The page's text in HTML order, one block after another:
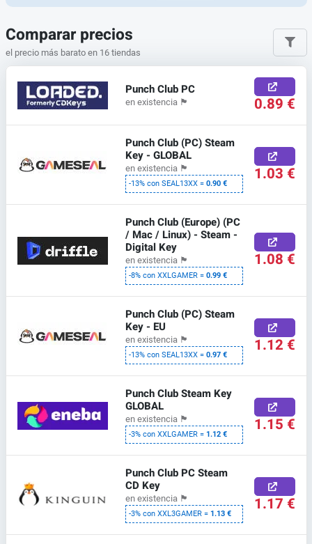
Comparar precios
el precio más barato en 16 tiendas
Punch Club PC
en existencia 🏴 0.89 €
Punch Club (PC) Steam
Key - GLOBAL
en existencia 🏴
-13% con SEAL13XX =0.90 € 1.03 €
Punch Club (Europe) (PC
/ Mac / Linux) - Steam -
Digital Key
en existencia 🏴
-8% con XXLGAMER =0.99 €
1.08 €
Punch Club (PC) Steam
Key - EU
en existencia 🏴
-13% con SEAL13XX =0.97 € 1.12 €
Punch Club Steam Key
GLOBAL
en existencia 🏴
-3% con XXLGAMER =1.12 € 1.15 €
Punch Club PC Steam
CD Key
en existencia 🏴
-3% con XXL3GAMER =1.13 € 1.17 €